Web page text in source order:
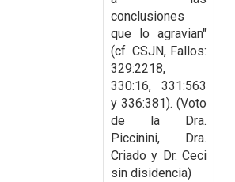
conclusiones
que lo agravian"
(cf. CSJN, Fallos:
329:2218,
330:16, 331:563
y 336:381). (Voto
de la Dra.
Piccinini, Dra.
Criado y Dr. Ceci
sin disidencia)